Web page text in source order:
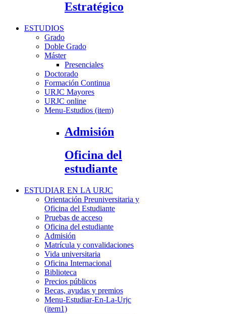
Estratégico
ESTUDIOS
Grado
Doble Grado
Máster
Presenciales
Doctorado
Formación Continua
URJC Mayores
URJC online
Menu-Estudios (item)
Admisión
Oficina del
estudiante
ESTUDIAR EN LA URJC
Orientación Preuniversitaria y
Oficina del Estudiante
Pruebas de acceso
Oficina del estudiante
Admisión
Matrícula y convalidaciones
Vida universitaria
Oficina Internacional
Biblioteca
Precios públicos
Becas, ayudas y premios
Menu-Estudiar-En-La-Urjc
(item1)